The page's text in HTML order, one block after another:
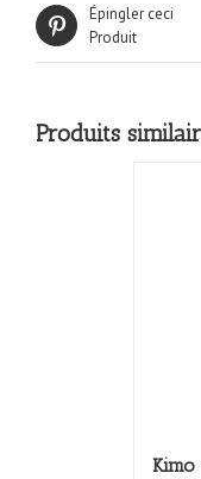
Épingler ceci
Produit
Produits
Kimo